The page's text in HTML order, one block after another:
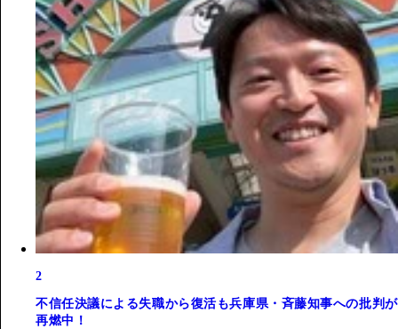
2
不信任決議による失職から復活も兵庫県・斉藤知事への批判が
再燃中！